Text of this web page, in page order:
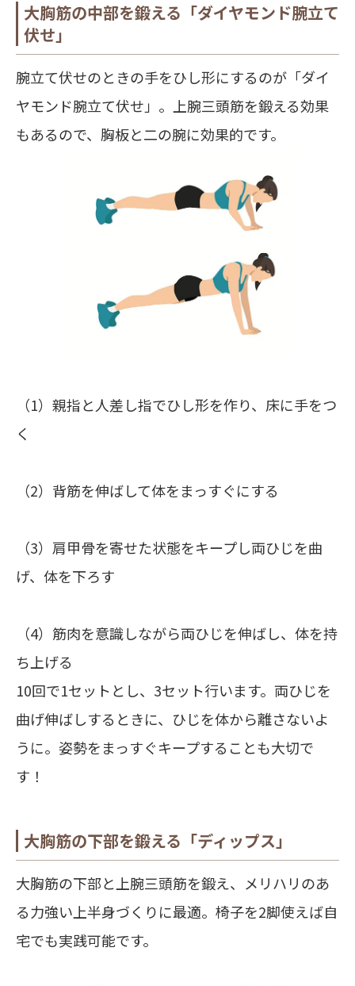
大胸筋の中部を鍛える「ダイヤモンド腕立て
伏せ」
腕立て伏せのときの手をひし形にするのが「ダイ
ヤモンド腕立て伏せ」。上腕三頭筋を鍛える効果
もあるので、胸板と二の腕に効果的です。
（1）親指と人差し指でひし形を作り、床に手をつ
く
（2）背筋を伸ばして体をまっすぐにする
（3）肩甲骨を寄せた状態をキープし両ひじを曲
げ、体を下ろす
（4）筋肉を意識しながら両ひじを伸ばし、体を持
ち上げる
10回で1セットとし、3セット行います。両ひじを
曲げ伸ばしするときに、ひじを体から離さないよ
うに。姿勢をまっすぐキープすることも大切で
す！
大胸筋の下部を鍛える「ディップス」
大胸筋の下部と上腕三頭筋を鍛え、メリハリのあ
る力強い上半身づくりに最適。椅子を2脚使えば自
宅でも実践可能です。